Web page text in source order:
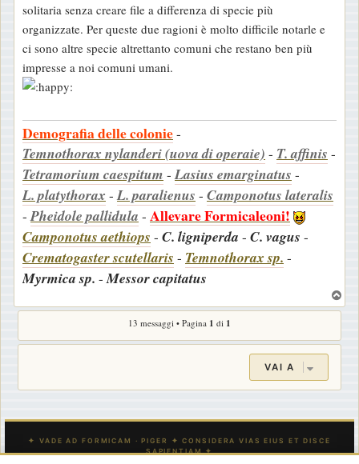
solitaria senza creare file a differenza di specie più
organizzate. Per queste due ragioni è molto difficile notarle e
ci sono altre specie altrettanto comuni che restano ben più
impresse a noi comuni umani.
Demografia delle colonie-
Temnothorax nylanderi (uova di operaie) - T. affinis -
Tetramorium caespitum -Lasius emarginatus -
L. platythorax -L. paralienus - Camponotus lateralis
-Pheidole pallidula - Allevare Formicaleoni!
Camponotus aethiops - C. ligniperda - C. vagus -
Crematogaster scutellaris - Temnothorax sp. -
Myrmica sp. -Messor capitatus
o
13 messaggi • Pagina 1 di 1
VAI A